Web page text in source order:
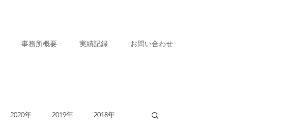
事務所概要 実績記録 お問い合わせ
2020年 2019年 2018年